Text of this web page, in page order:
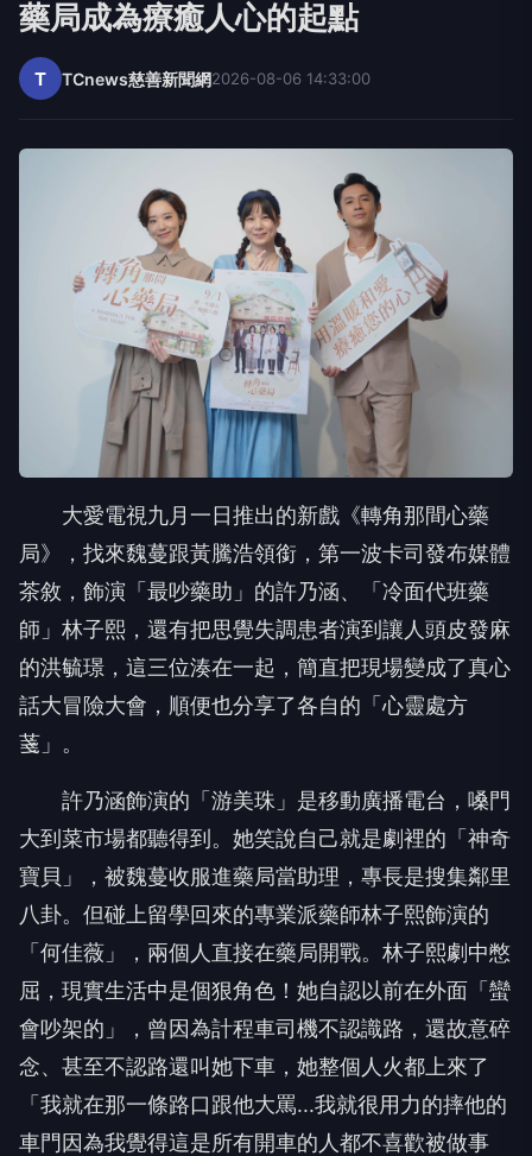
T
大愛電視九月一日推出的新戲《轉角那間心藥
局》，找來魏蔓跟黃騰浩領銜，第一波卡司發布媒體
茶敘，飾演「最吵藥助」的許乃涵、「冷面代班藥
師」林子熙，還有把思覺失調患者演到讓人頭皮發麻
的洪毓璟，這三位湊在一起，簡直把現場變成了真心
話大冒險大會，順便也分享了各自的「心靈處方
菚」。
許乃涵飾演的「游美珠」是移動廣播電台，嗓門
大到菜市場都聽得到。她笑說自己就是劇裡的「神奇
寶貝」，被魏蔓收服進藥局當助理，專長是搜集鄰里
八卦。但碰上留學回來的專業派藥師林子熙飾演的
「何佳薇」，兩個人直接在藥局開戰。林子熙劇中憋
屈，現實生活中是個狠角色！她自認以前在外面「蠻
會吵架的」，曾因為計程車司機不認識路，還故意碎
念、甚至不認路還叫她下車，她整個人火都上來了
「我就在那一條路口跟他大罵...我就很用力的摔他的
車門因為我覺得這是所有開車的人都不喜歡被做事
情」。